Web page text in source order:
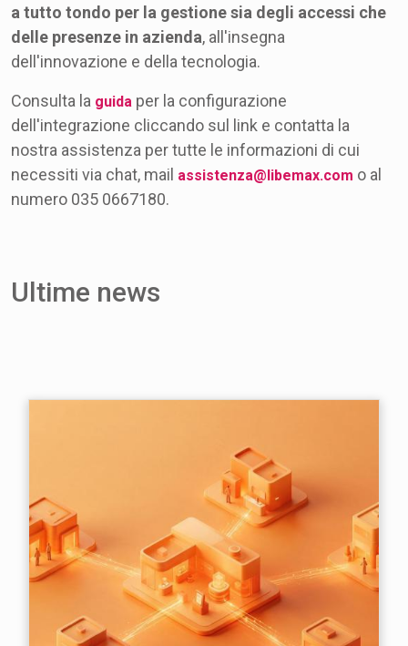
a tutto tondo per la gestione sia degli accessi che
delle presenze in azienda, all'insegna
dell'innovazione e della tecnologia.
Consulta la guida per la configurazione
dell'integrazione cliccando sul link e contatta la
nostra assistenza per tutte le informazioni di cui
necessiti via chat, mail assistenza@libemax.com o al
numero 035 0667180.
Ultime news